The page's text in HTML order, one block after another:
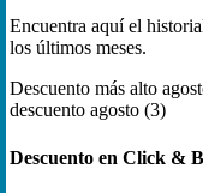
Encuentra aquí el
los últimos meses.
Descuento más alto
descuento agosto (3)
Descuento en Click &